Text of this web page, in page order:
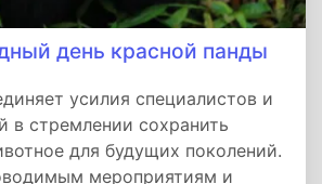
день красной панды
усилия специалистов и
в стремлении сохранить
для будущих поколений.
мероприятиям и